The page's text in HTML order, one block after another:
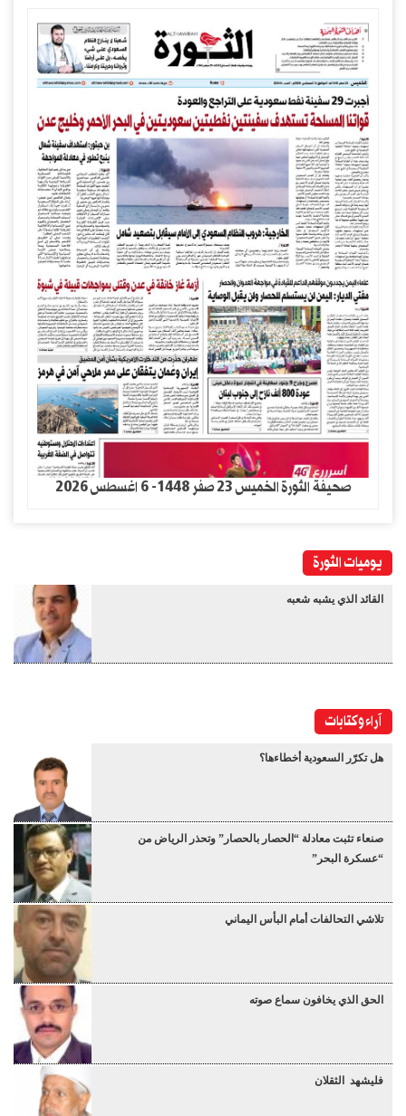
صحيفة الثورة الخميس 23 صفر 1448- 6 اغسطس 2026
يوميات الثورة
القائد الذي يشبه شعبه
آراء وكتابات
هل تكرّر السعودية أخطاءها؟
صنعاء تثبت معادلة “الحصار بالحصار” وتحذر الرياض من
“عسكرة البحر”
تلاشي التحالفات أمام البأس اليماني
الحق الذي يخافون سماع صوته
فليشهد الثقلان